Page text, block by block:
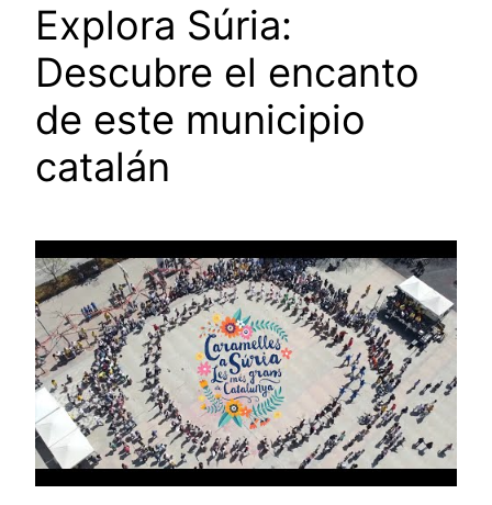
Explora Súria:
Descubre el encanto
de este municipio
catalán